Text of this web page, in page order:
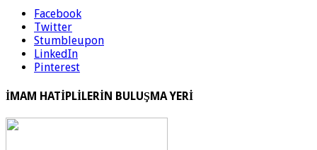
Facebook
Twitter
Stumbleupon
LinkedIn
Pinterest
İMAM HATİPLİLERİN BULUŞMA YERİ